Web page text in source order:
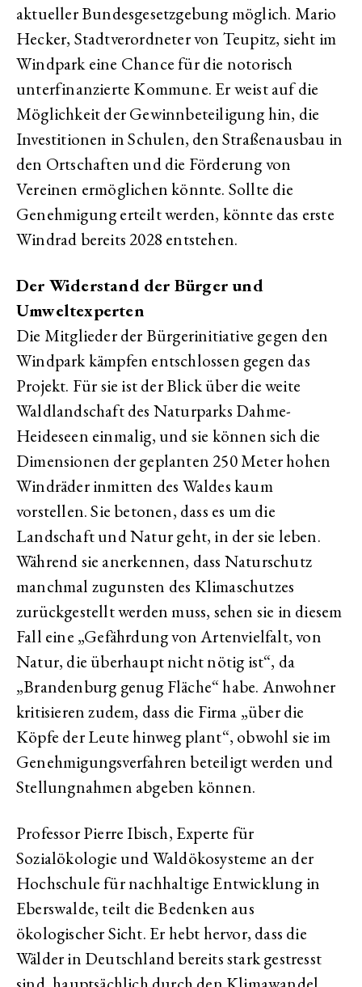
aktueller Bundesgesetzgebung möglich. Mario
Hecker, Stadtverordneter von Teupitz, sieht im
Windpark eine Chance für die notorisch
unterfinanzierte Kommune. Er weist auf die
Möglichkeit der Gewinnbeteiligung hin, die
Investitionen in Schulen, den Straßenausbau in
den Ortschaften und die Förderung von
Vereinen ermöglichen könnte. Sollte die
Genehmigung erteilt werden, könnte das erste
Windrad bereits 2028 entstehen.
Der Widerstand der Bürger und
Umweltexperten
Die Mitglieder der Bürgerinitiative gegen den
Windpark kämpfen entschlossen gegen das
Projekt. Für sie ist der Blick über die weite
Waldlandschaft des Naturparks Dahme-
Heideseen einmalig, und sie können sich die
Dimensionen der geplanten 250 Meter hohen
Windräder inmitten des Waldes kaum
vorstellen. Sie betonen, dass es um die
Landschaft und Natur geht, in der sie leben.
Während sie anerkennen, dass Naturschutz
manchmal zugunsten des Klimaschutzes
zurückgestellt werden muss, sehen sie in diesem
Fall eine „Gefährdung von Artenvielfalt, von
Natur, die überhaupt nicht nötig ist“, da
„Brandenburg genug Fläche“ habe. Anwohner
kritisieren zudem, dass die Firma „über die
Köpfe der Leute hinweg plant“, obwohl sie im
Genehmigungsverfahren beteiligt werden und
Stellungnahmen abgeben können.
Professor Pierre Ibisch, Experte für
Sozialökologie und Waldökosysteme an der
Hochschule für nachhaltige Entwicklung in
Eberswalde, teilt die Bedenken aus
ökologischer Sicht. Er hebt hervor, dass die
Wälder in Deutschland bereits stark gestresst